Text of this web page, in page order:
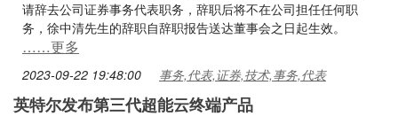
请辞去公司证券事务代表职务，辞职后将不在公司担任任何职
务，徐中清先生的辞职自辞职报告送达董事会之日起生效。
……更多
2023-09-22 19:48:00 事务,代表,证券,技术,事务,代表
英特尔发布第三代超能云终端产品